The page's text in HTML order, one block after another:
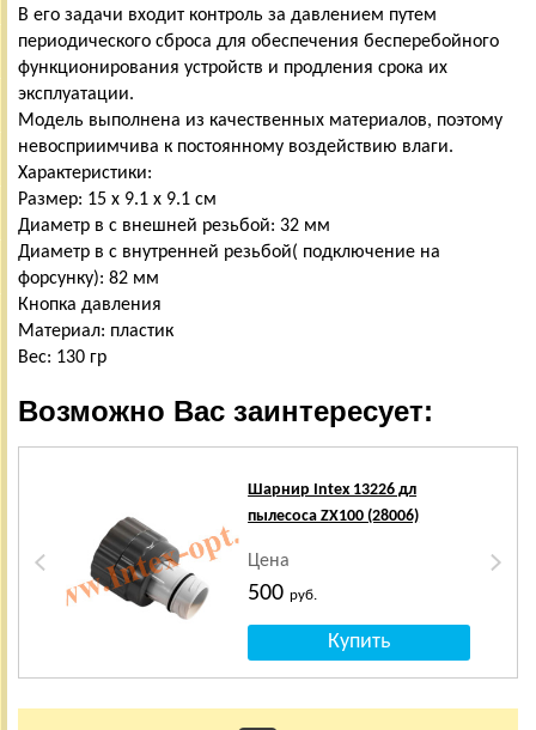
В его задачи входит контроль за давлением путем
периодического сброса для обеспечения бесперебойного
функционирования устройств и продления срока их
эксплуатации.
Модель выполнена из качественных материалов, поэтому
невосприимчива к постоянному воздействию влаги.
Характеристики:
Размер: 15 х 9.1 х 9.1 см
Диаметр в с внешней резьбой: 32 мм
Диаметр в с внутренней резьбой( подключение на
форсунку): 82 мм
Кнопка давления
Материал: пластик
Вес: 130 гр
Возможно Вас заинтересует:
Шарнир Intex 13226 дл
пылесоса ZX100 (28006)
Цена
500руб.